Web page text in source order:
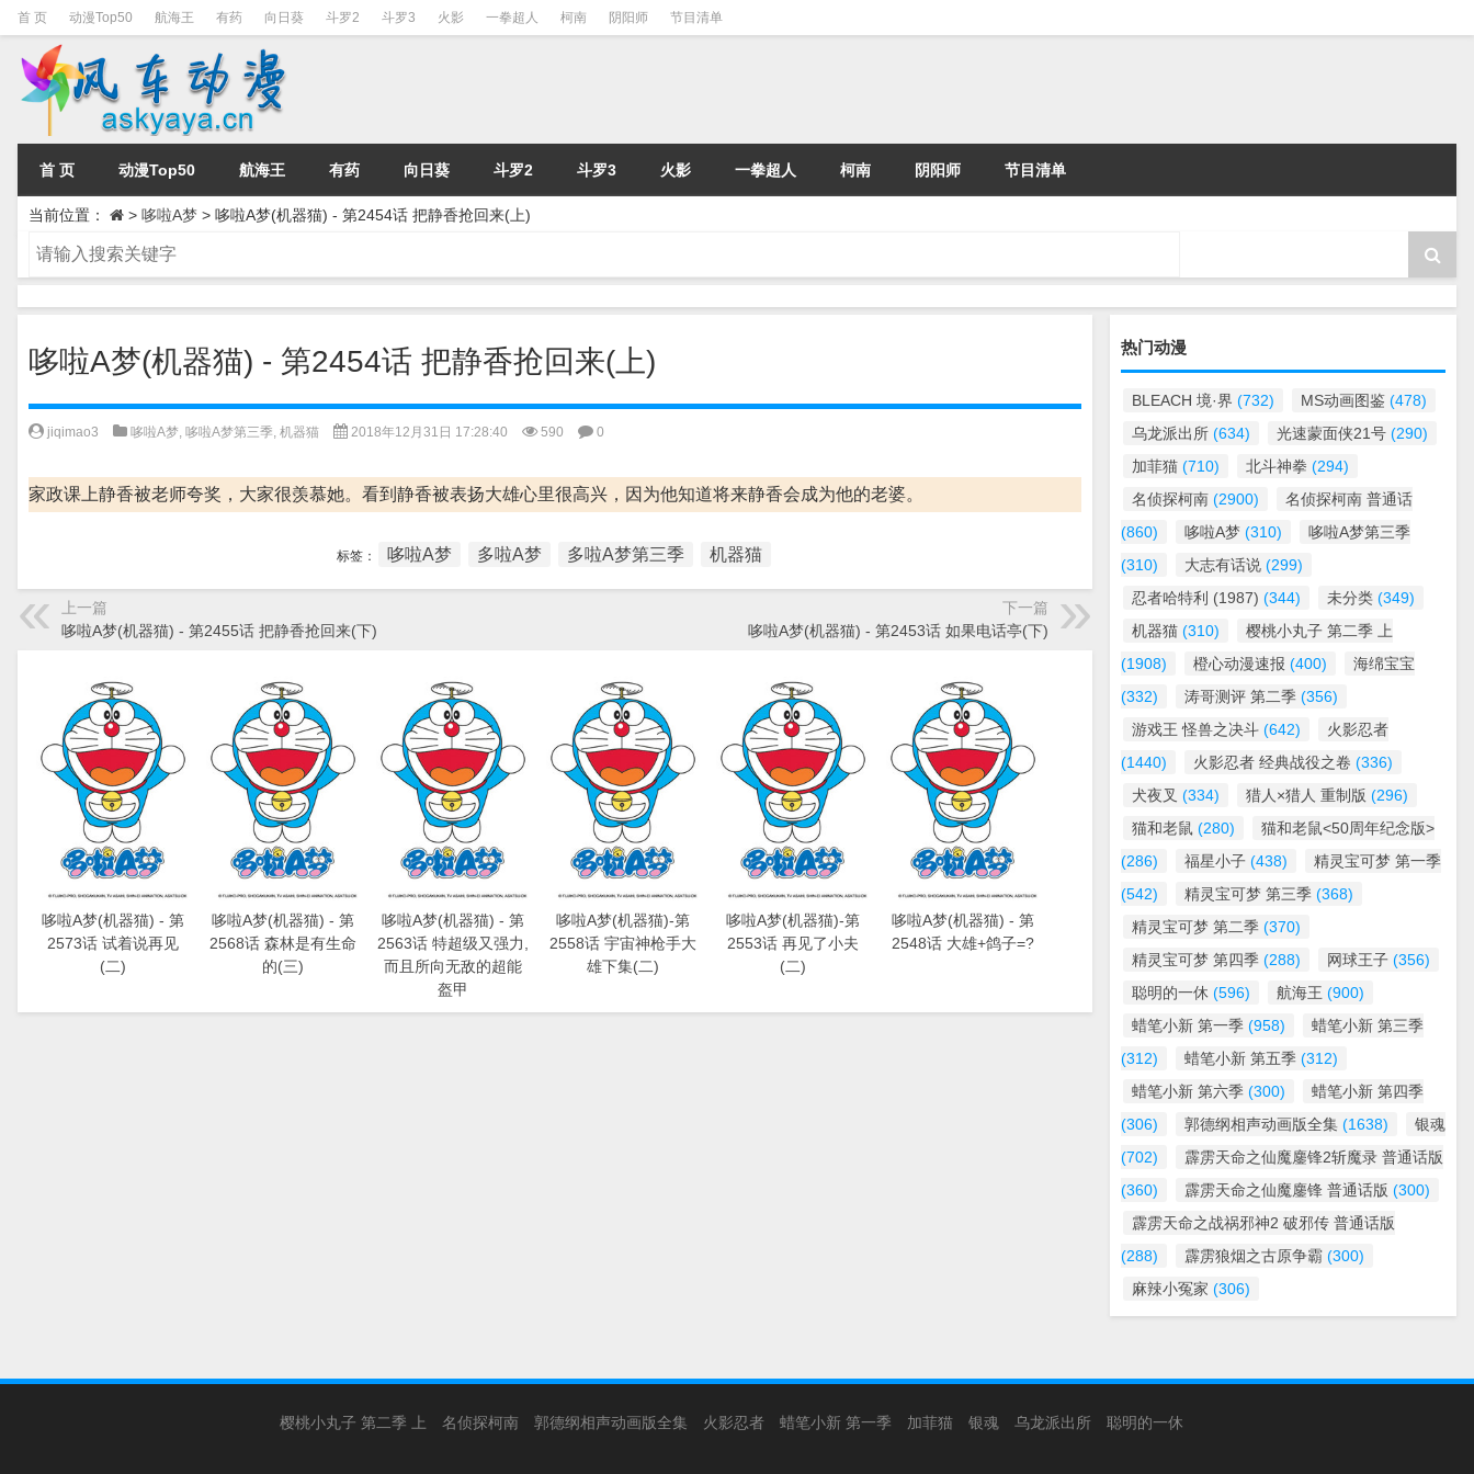
首 页 动漫Top50 航海王 有药 向日葵 斗罗2 斗罗3 火影 一拳超人 柯南 阴阳师 节目清单
首 页 动漫Top50 航海王 有药 向日葵 斗罗2 斗罗3 火影 一拳超人 柯南 阴阳师 节目清单
当前位置： > 哆啦A梦 > 哆啦A梦(机器猫) - 第2454话 把静香抢回来(上)
哆啦A梦(机器猫) - 第2454话 把静香抢回来(上)
jiqimao3 哆啦A梦, 哆啦A梦第三季, 机器猫 2018年12月31日 17:28:40 590 0
家政课上静香被老师夸奖，大家很羡慕她。看到静香被表扬大雄心里很高兴，因为他知道将来静香会成为他的老婆。
标签： 哆啦A梦 多啦A梦 多啦A梦第三季 机器猫
上一篇
哆啦A梦(机器猫) - 第2455话 把静香抢回来(下)
下一篇
哆啦A梦(机器猫) - 第2453话 如果电话亭(下)
哆啦A梦(机器猫) - 第
2573话 试着说再见
(二)
哆啦A梦(机器猫) - 第
2568话 森林是有生命
的(三)
哆啦A梦(机器猫) - 第
2563话 特超级又强力,
而且所向无敌的超能
盔甲
哆啦A梦(机器猫)-第
2558话 宇宙神枪手大
雄下集(二)
哆啦A梦(机器猫)-第
2553话 再见了小夫
(二)
哆啦A梦(机器猫) - 第
2548话 大雄+鸽子=?
热门动漫
BLEACH 境·界 (732) MS动画图鉴 (478)
乌龙派出所 (634) 光速蒙面侠21号 (290)
加菲猫 (710) 北斗神拳 (294)
名侦探柯南 (2900)
名侦探柯南 普通话
(860)
哆啦A梦 (310)
哆啦A梦第三季
(310)
大志有话说 (299)
忍者哈特利 (1987) (344) 未分类 (349)
机器猫 (310)
樱桃小丸子 第二季 上
(1908)
橙心动漫速报 (400)
海绵宝宝
(332)
涛哥测评 第二季 (356)
游戏王 怪兽之决斗 (642)
火影忍者
(1440)
火影忍者 经典战役之卷 (336)
犬夜叉 (334) 猎人×猎人 重制版 (296)
猫和老鼠 (280)
猫和老鼠<50周年纪念版>
(286)
福星小子 (438)
精灵宝可梦 第一季
(542)
精灵宝可梦 第三季 (368)
精灵宝可梦 第二季 (370)
精灵宝可梦 第四季 (288) 网球王子 (356)
聪明的一休 (596) 航海王 (900)
蜡笔小新 第一季 (958)
蜡笔小新 第三季
(312)
蜡笔小新 第五季 (312)
蜡笔小新 第六季 (300)
蜡笔小新 第四季
(306)
郭德纲相声动画版全集 (1638)
银魂
(702)
霹雳天命之仙魔鏖锋2斩魔录 普通话版
(360)
霹雳天命之仙魔鏖锋 普通话版 (300)
霹雳天命之战祸邪神2 破邪传 普通话版
(288)
霹雳狼烟之古原争霸 (300)
麻辣小冤家 (306)
樱桃小丸子 第二季 上 名侦探柯南 郭德纲相声动画版全集 火影忍者 蜡笔小新 第一季 加菲猫 银魂 乌龙派出所 聪明的一休